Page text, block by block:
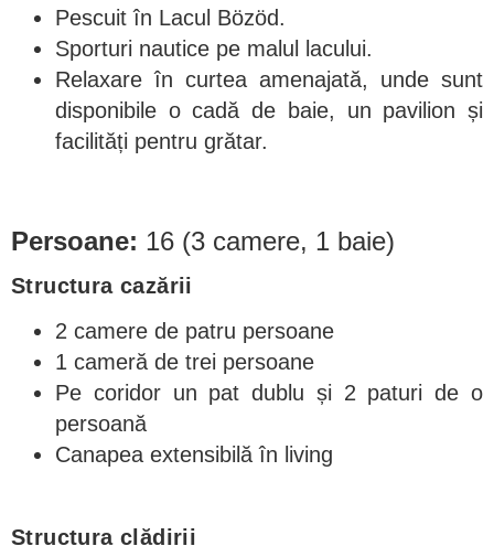
Pescuit în Lacul Bözöd.
Sporturi nautice pe malul lacului.
Relaxare în curtea amenajată, unde sunt
disponibile o cadă de baie, un pavilion și
facilități pentru grătar.
Persoane: 16 (3 camere, 1 baie)
Structura cazării
2 camere de patru persoane
1 cameră de trei persoane
Pe coridor un pat dublu și 2 paturi de o
persoană
Canapea extensibilă în living
Structura clădirii